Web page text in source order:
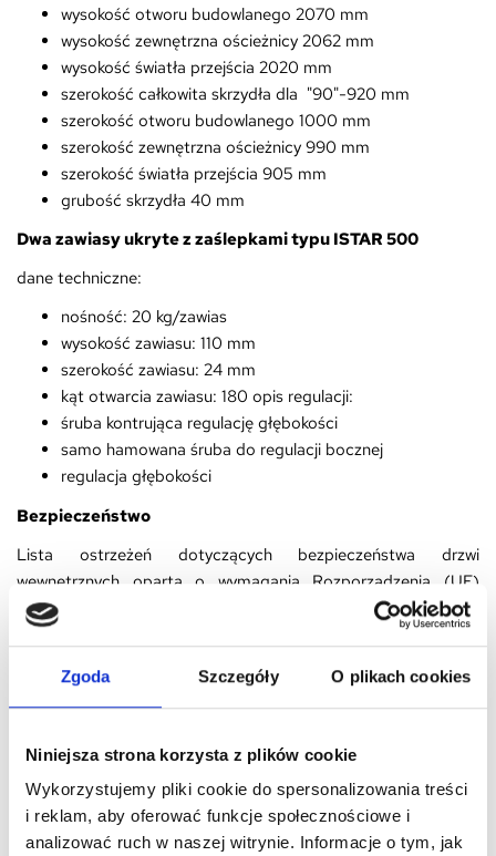
Zgoda Szczegóły O plikach cookies
Niniejsza strona korzysta z plików cookie
Wykorzystujemy pliki cookie do spersonalizowania treści
i reklam, aby oferować funkcje społecznościowe i
analizować ruch w naszej witrynie. Informacje o tym, jak
wysokość otworu budowlanego 2070 mm
wysokość zewnętrzna ościeżnicy 2062 mm
wysokość światła przejścia 2020 mm
szerokość całkowita skrzydła dla "90"-920 mm
szerokość otworu budowlanego 1000 mm
szerokość zewnętrzna ościeżnicy 990 mm
szerokość światła przejścia 905 mm
grubość skrzydła 40 mm
Dwa zawiasy ukryte z zaślepkami typu ISTAR 500
dane techniczne:
nośność: 20 kg/zawias
wysokość zawiasu: 110 mm
szerokość zawiasu: 24 mm
kąt otwarcia zawiasu: 180 opis regulacji:
śruba kontrująca regulację głębokości
samo hamowana śruba do regulacji bocznej
regulacja głębokości
Bezpieczeństwo
Lista ostrzeżeń dotyczących bezpieczeństwa drzwi
wewnętrznych oparta o wymagania Rozporządzenia (UE)
2023/988 w sprawie ogólnego bezpieczeństwa produktów
(GPSR):
* Montaż i instalacja:
* Upewnij się, że drzwi są montowane zgodnie z instrukcją
wypadków.
* Sprawdź, czy zawiasy i okucia są prawidłowo zamocowane i
regularnie je konserwuj.